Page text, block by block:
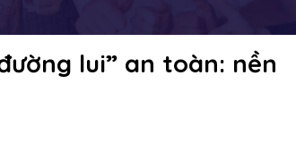
lui” an toàn: nền